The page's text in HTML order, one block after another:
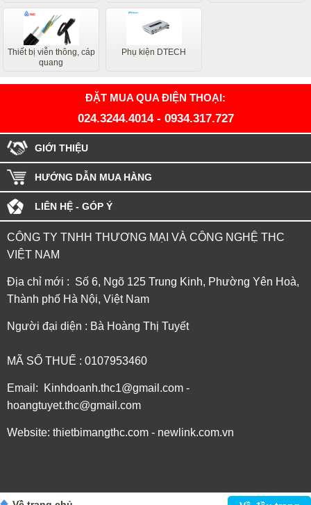
Thiết bị viễn thông, cáp
quang
Phụ kiện DTECH
ĐẶT MUA QUA ĐIỆN THOẠI:
024.3244.4014- 0934.317.727
GIỚI THIỆU
HƯỚNG DẪN MUA HÀNG
LIÊN HỆ - GÓP Ý
CÔNG TY TNHH THƯƠNG MẠI VÀ CÔNG NGHỆ THC
VIỆT NAM
Địa chỉ mới : Số 6, Ngõ 125 Trung Kinh, Phường Yên Hoà,
Thành phố Hà Nội, Việt Nam
Người đại diện : Bà Hoàng Thị Tuyết
MÃ SỐ THUẾ : 0107953460
Email: Kinhdoanh.thc1@gmail.com -
hoangtuyet.thc@gmail.com
Website: thietbimangthc.com - newlink.com.vn